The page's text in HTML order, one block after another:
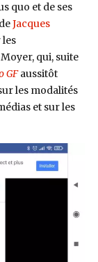
quo et de ses
deJacques
les
qui, suite
GFaussitôt
les modalités
et sur les